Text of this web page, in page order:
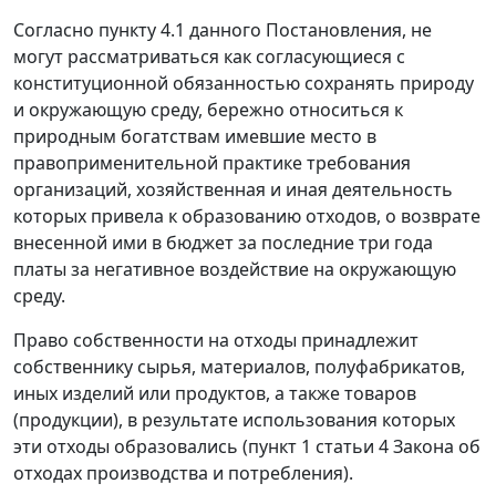
Согласно пункту 4.1 данного Постановления, не
могут рассматриваться как согласующиеся с
конституционной обязанностью сохранять природу
и окружающую среду, бережно относиться к
природным богатствам имевшие место в
правоприменительной практике требования
организаций, хозяйственная и иная деятельность
которых привела к образованию отходов, о возврате
внесенной ими в бюджет за последние три года
платы за негативное воздействие на окружающую
среду.
Право собственности на отходы принадлежит
собственнику сырья, материалов, полуфабрикатов,
иных изделий или продуктов, а также товаров
(продукции), в результате использования которых
эти отходы образовались (пункт 1 статьи 4 Закона об
отходах производства и потребления).